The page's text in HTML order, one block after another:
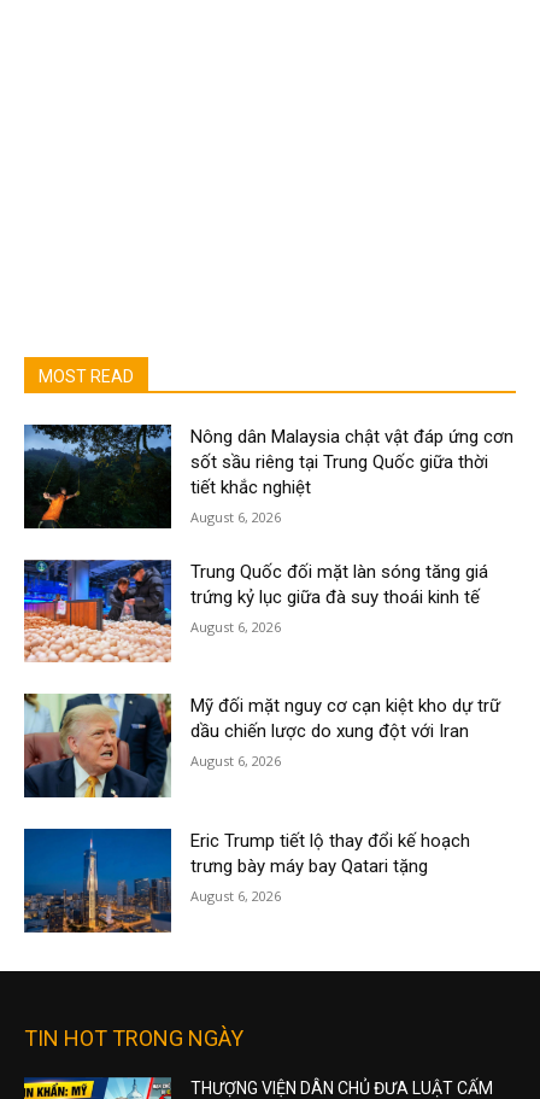
MOST READ
Nông dân Malaysia chật vật đáp ứng cơn
sốt sầu riêng tại Trung Quốc giữa thời
tiết khắc nghiệt
August 6, 2026
Trung Quốc đối mặt làn sóng tăng giá
trứng kỷ lục giữa đà suy thoái kinh tế
August 6, 2026
Mỹ đối mặt nguy cơ cạn kiệt kho dự trữ
dầu chiến lược do xung đột với Iran
August 6, 2026
Eric Trump tiết lộ thay đổi kế hoạch
trưng bày máy bay Qatari tặng
August 6, 2026
TIN HOT TRONG NGÀY
THƯỢNG VIỆN DÂN CHỦ ĐƯA LUẬT CẤM